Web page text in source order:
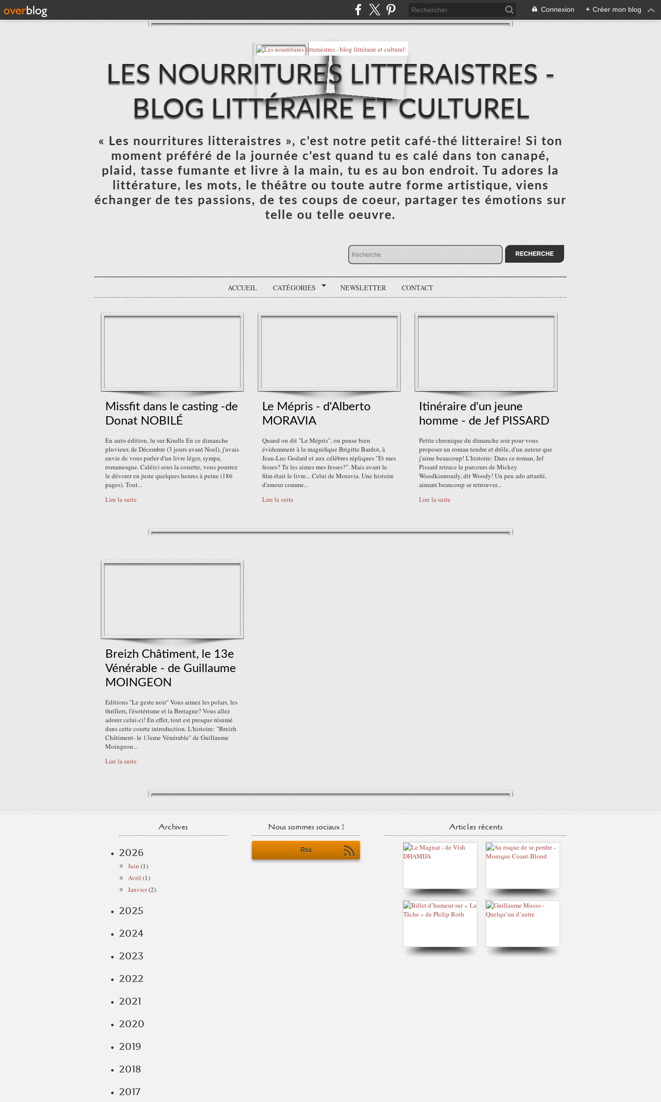
Connexion + Créer mon blog
LES NOURRITURES LITTERAISTRES -
BLOG LITTÉRAIRE ET CULTUREL
« Les nourritures litteraistres », c'est notre petit café-thé litteraire! Si ton
moment préféré de la journée c'est quand tu es calé dans ton canapé,
plaid, tasse fumante et livre à la main, tu es au bon endroit. Tu adores la
littérature, les mots, le théâtre ou toute autre forme artistique, viens
échanger de tes passions, de tes coups de coeur, partager tes émotions sur
telle ou telle oeuvre.
ACCUEIL CATÉGORIES NEWSLETTER CONTACT
Missfit dans le casting -de
Donat NOBILÉ
En auto-édition, lu sur Kindle En ce dimanche
pluvieux de Décembre (3 jours avant Noel), j'avais
envie de vous parler d'un livre léger, sympa,
romanesque. Calé(e) sous la couette, vous pourrez
le dévorer en juste quelques heures à peine (186
pages). Tout...
Lire la suite
Le Mépris - d'Alberto
MORAVIA
Quand on dit "Le Mépris", on pense bien
évidemment à la magnifique Brigitte Bardot, à
Jean-Luc Godard et aux célèbres répliques "Et mes
fesses? Tu les aimes mes fesses?". Mais avant le
film était le livre... Celui de Moravia. Une histoire
d'amour comme...
Lire la suite
Itinéraire d'un jeune
homme - de Jef PISSARD
Petite chronique du dimanche soir pour vous
proposer un roman tendre et drôle, d'un auteur que
j'aime beaucoup! L'histoire: Dans ce roman, Jef
Pissard retrace le parcours de Mickey
Woodkimroudy, dit Woody! Un peu ado attardé,
aimant beaucoup se retrouver...
Lire la suite
Breizh Châtiment, le 13e
Vénérable - de Guillaume
MOINGEON
Editions "Le geste noir" Vous aimez les polars, les
thrillers, l'ésotérisme et la Bretagne? Vous allez
adorer celui-ci! En effet, tout est presque résumé
dans cette courte introduction. L'histoire: "Breizh
Châtiment- le 13eme Vénérable" de Guillaume
Moingeon...
Lire la suite
Archives
2026
Juin (1)
Avril (1)
Janvier(2)
2025
2024
2023
2022
2021
2020
2019
2018
2017
Nous sommes sociaux !
Rss
Articles récents